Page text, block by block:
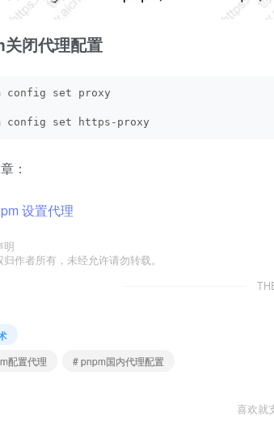
闭代理配置
config set proxy
config set https-proxy
：
设置代理
明
作者所有，未经允许请勿转载。
配置代理
# pnpm国内代理配置
喜欢就